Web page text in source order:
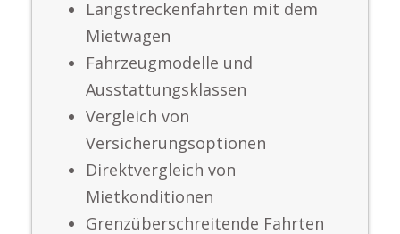
Langstreckenfahrten mit dem
Mietwagen
Fahrzeugmodelle und
Ausstattungsklassen
Vergleich von
Versicherungsoptionen
Direktvergleich von
Mietkonditionen
Grenzüberschreitende Fahrten